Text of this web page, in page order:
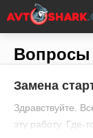
Главная
Вопросы
Замена
Здравствуйте.
эту работу. Где-